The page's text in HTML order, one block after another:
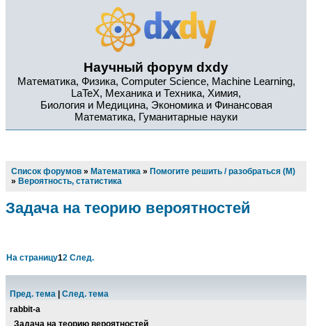
Научный форум dxdy
Математика, Физика, Computer Science, Machine Learning,
LaTeX, Механика и Техника, Химия,
Биология и Медицина, Экономика и Финансовая
Математика, Гуманитарные науки
Список форумов » Математика » Помогите решить / разобраться (М)
» Вероятность, статистика
Задача на теорию вероятностей
На страницу12 След.
Пред. тема
След. тема
rabbit-a
Задача на теорию вероятностей